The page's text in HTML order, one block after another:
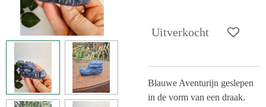
Uitverkocht
Blauwe Aventurijn geslepen
in de vorm van een draak.